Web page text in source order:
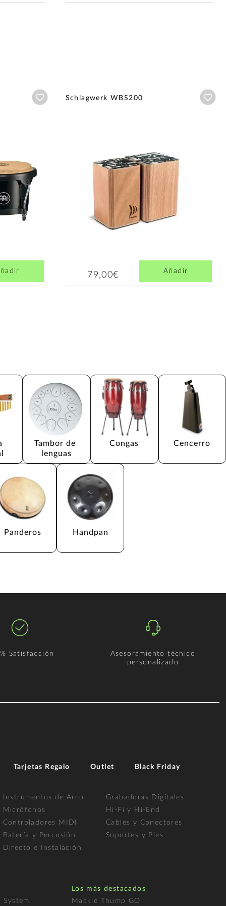
Añadir a wishlist
Schlagwerk WBS200
79,00€ Añadir
Tambor de
lenguas
Congas Cencerro
Panderos Handpan
Satisfacción
Asesoramiento técnico
personalizado
Tarjetas Regalo Outlet Black Friday
Instrumentos de Arco
Micrófonos
Controladores MIDI
Batería y Percusión
Directo e Instalación
Grabadoras Digitales
Hi-Fi y Hi-End
Cables y Conectores
Soportes y Pies
Los más destacados
Mackie Thump GO